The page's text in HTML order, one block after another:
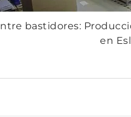
bastidores:
en